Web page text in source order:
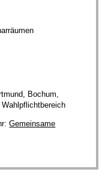
Bochum,
Gemeinsame